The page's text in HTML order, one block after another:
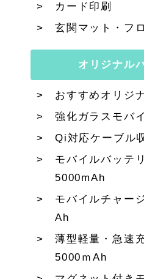
カード印刷
玄関マット・フ
オリジナル
おすすめオリジ
強化ガラスモバ
Qi対応ケーブル
モバイルバッテ
5000mAh
モバイルチャー
Ah
薄型軽量・急速
5000ｍAh